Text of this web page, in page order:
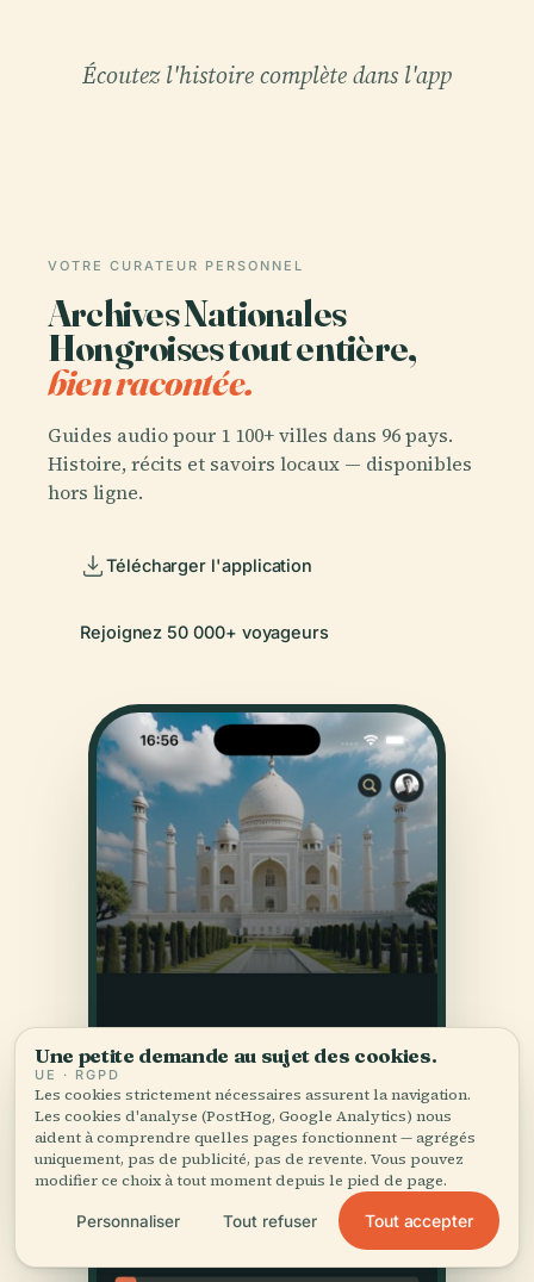
Écoutez l'histoire complète dans l'app
VOTRE CURATEUR PERSONNEL
Archives Nationales
Hongroises tout entière,
bien racontée.
Guides audio pour 1 100+ villes dans 96 pays.
Histoire, récits et savoirs locaux — disponibles
hors ligne.
Télécharger l'application
Rejoignez 50 000+ voyageurs
Une petite demande au sujet des cookies.
UE · RGPD
Les cookies strictement nécessaires assurent la navigation.
Les cookies d'analyse (PostHog, Google Analytics) nous
aident à comprendre quelles pages fonctionnent — agrégés
uniquement, pas de publicité, pas de revente. Vous pouvez
modifier ce choix à tout moment depuis le pied de page.
Personnaliser Tout refuser Tout accepter